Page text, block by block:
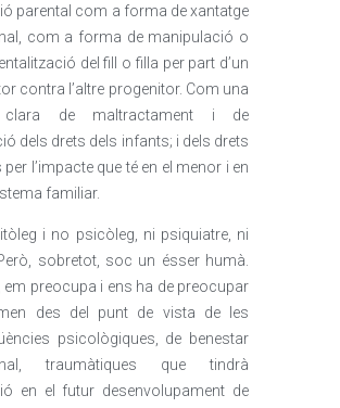
parental com a forma de xantatge
com a forma de manipulació o
del fill o filla per part d’un
contra l’altre progenitor. Com una
de maltractament i de
dels drets dels infants; i dels drets
l’impacte que té en el menor i en
familiar.
i no psicòleg, ni psiquiatre, ni
sobretot, soc un ésser humà.
em preocupa i ens ha de preocupar
des del punt de vista de les
psicològiques, de benestar
traumàtiques que tindrà
en el futur desenvolupament de